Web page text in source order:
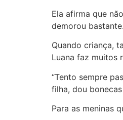
Ela afirma que
demorou
Quando criança,
Luana faz muitos
“Tento sempre
filha, dou
Para as meninas